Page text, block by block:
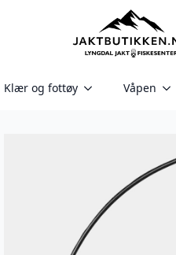
Klær og fottøy Våpen